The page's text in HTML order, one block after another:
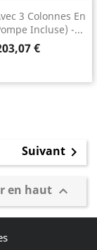
3 Colonnes En
Incluse) -...
€
Suivant 
en haut 